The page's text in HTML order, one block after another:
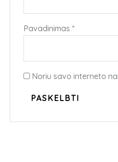
Pavadinimas *
Noriu savo interneto